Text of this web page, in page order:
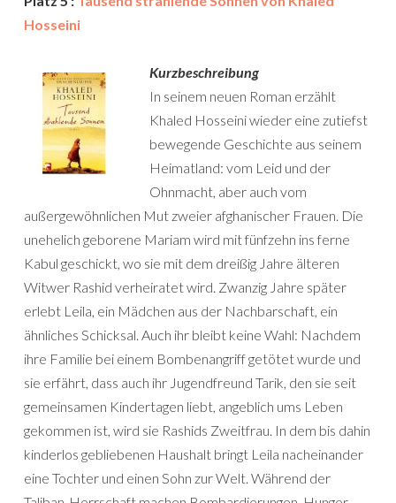
Hosseini
Kurzbeschreibung
In seinem neuen Roman erzählt
Khaled Hosseini wieder eine zutiefst
bewegende Geschichte aus seinem
Heimatland: vom Leid und der
Ohnmacht, aber auch vom
außergewöhnlichen Mut zweier afghanischer Frauen. Die
unehelich geborene Mariam wird mit fünfzehn ins ferne
Kabul geschickt, wo sie mit dem dreißig Jahre älteren
Witwer Rashid verheiratet wird. Zwanzig Jahre später
erlebt Leila, ein Mädchen aus der Nachbarschaft, ein
ähnliches Schicksal. Auch ihr bleibt keine Wahl: Nachdem
ihre Familie bei einem Bombenangriff getötet wurde und
sie erfährt, dass auch ihr Jugendfreund Tarik, den sie seit
gemeinsamen Kindertagen liebt, angeblich ums Leben
gekommen ist, wird sie Rashids Zweitfrau. In dem bis dahin
kinderlos gebliebenen Haushalt bringt Leila nacheinander
eine Tochter und einen Sohn zur Welt. Während der